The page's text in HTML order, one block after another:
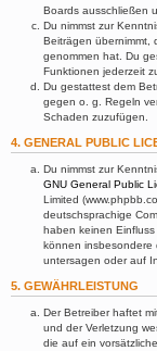
Boards ausschließen
Du nimmst zur
Beiträgen übernimmt,
genommen hat. Du
Funktionen jederzeit
Du gestattest dem
gegen o. g. Regeln
Schaden zuzufügen.
4. GENERAL PUBLIC
Du nimmst zur
GNU General Public
Limited
deutschsprachige
haben keinen
können insbesondere
untersagen oder auf
5. GEWÄHRLEISTUNG
Der Betreiber haftet
und der Verletzung
die auf ein